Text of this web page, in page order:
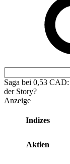
Saga bei 0,53
der Story?
Anzeige
Indizes
Aktien